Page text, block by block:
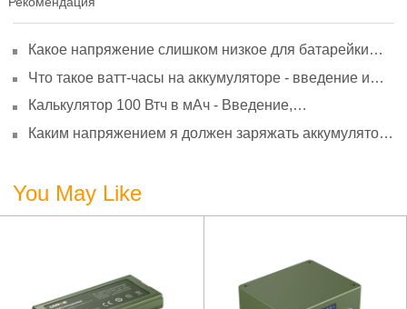
Какое напряжение слишком низкое для батарейки
старение
Что такое ватт-часы на аккумуляторе - введение и
Калькулятор 100 Втч в мАч - Введение,
Каким напряжением я должен заряжать аккумулятор
You May Like